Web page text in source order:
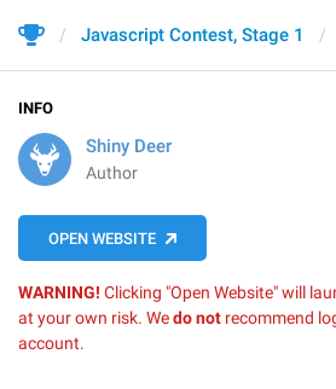
Javascript Contest, Stage 1
INFO
Shiny Deer
Author
OPEN WEBSITE
WARNING! Clicking "Open Website" will
at your own risk. Wedo not recommend
account.